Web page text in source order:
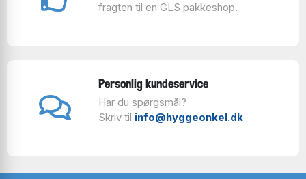
fragten til en GLS pakkeshop.
Personlig kundeservice
Har du spørgsmål?
Skriv til info@hyggeonkel.dk